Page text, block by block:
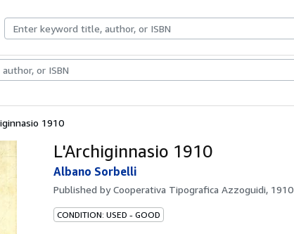
BooksArt & Collectibles
1910
L'Archiginnasio 1910
Albano Sorbelli
Published byCooperativa Tipografica Azzoguidi, 1910
CONDITION: USED - GOOD